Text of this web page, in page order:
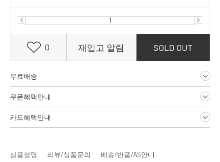
0 재입고 알림 SOLD OUT
무료배송
쿠폰혜택안내
카드혜택안내
상품설명 리뷰/상품문의 배송/반품/AS안내